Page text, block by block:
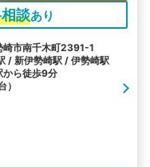
談あり
崎市南千木町2391-1
/ 新伊勢崎駅 / 伊勢崎駅
から徒歩9分
）